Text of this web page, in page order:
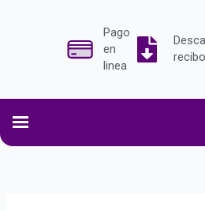
Pago
en
linea
recibo